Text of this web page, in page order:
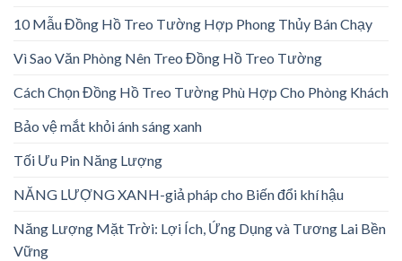
10 Mẫu Đồng Hồ Treo Tường Hợp Phong Thủy Bán Chạy
Vì Sao Văn Phòng Nên Treo Đồng Hồ Treo Tường
Cách Chọn Đồng Hồ Treo Tường Phù Hợp Cho Phòng Khách
Bảo vệ mắt khỏi ánh sáng xanh
Tối Ưu Pin Năng Lượng
NĂNG LƯỢNG XANH-giả pháp cho Biến đổi khí hậu
Năng Lượng Mặt Trời: Lợi Ích, Ứng Dụng và Tương Lai Bền
Vững